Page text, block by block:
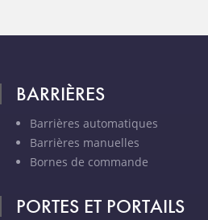
BARRIÈRES
Barrières automatiques
Barrières manuelles
Bornes de commande
PORTES ET PORTAILS